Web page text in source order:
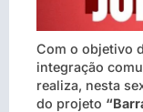
Com o objetivo
integração
realiza, nesta
do projeto